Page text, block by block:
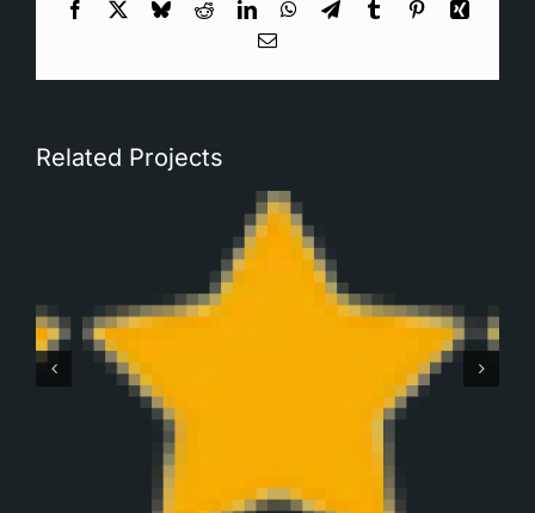
Facebook BlueskyRedditLinkedInWhatsApp
TelegramTumblr PinterestXing
Email
Related Projects
Robbert Monteban